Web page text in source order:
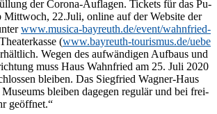
der Co­ro­na-Auf­la­gen. Ti­ckets für das Pu­
22.Juli, on­line auf der Web­site der
www​.mu​si​ca​-bay​reuth​.de/​e​v​e​n​t​/​w​a​h​n​f​r​i​e​d​-​
(www​.bay​reuth​-tou​ris​mus​.de/​u​e​b​e​
We­gen des auf­wän­di­gen Auf­baus und
muss Haus Wahn­fried am 25. Juli 2020
blei­ben. Das Sieg­fried Wag­ner-Haus
blei­ben da­ge­gen re­gu­lär und bei frei­
geöffnet.“